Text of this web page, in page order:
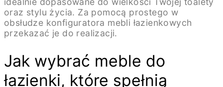
oraz stylu życia. Za pomocą prostego w
obsłudze konfiguratora mebli łazienkowych
przekazać je do realizacji.
Jak wybrać meble do
łazienki, które spełnią